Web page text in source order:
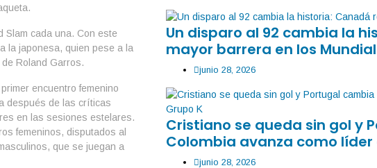
Slam cada una. Con este
la japonesa, quien pese a la
Roland Garros.
encuentro femenino
después de las críticas
en las sesiones estelares.
femeninos, disputados al
que se juegan a
Un disparo al 92 cambia la
mayor barrera en los
junio 28, 2026
Cristiano se queda sin gol y
Colombia avanza como líder
junio 28, 2026